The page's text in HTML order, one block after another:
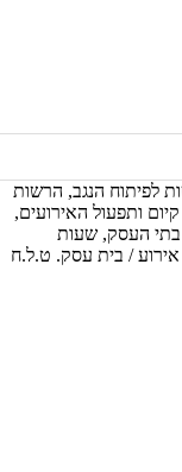
לפיתוח הנגב, הרשות
ותפעול האירועים,
בתי העסק, שעות
אירוע / בית עסק. ט.ל.ח